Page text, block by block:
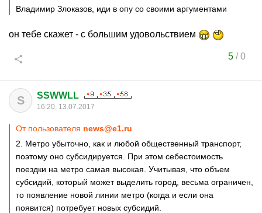
Владимир Злоказов, иди в опу со своими аргументами
он тебе скажет - с большим удовольствием
5/0
S SSWWLL
16:20, 13.07.2017
От пользователя news@e1.ru
2. Метро убыточно, как и любой общественный транспорт,
поэтому оно субсидируется. При этом себестоимость
поездки на метро самая высокая. Учитывая, что объем
субсидий, который может выделить город, весьма ограничен,
то появление новой линии метро (когда и если она
появится) потребует новых субсидий.